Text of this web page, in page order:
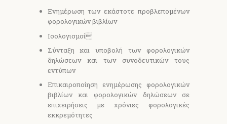
Ενημέρωση των εκάστοτε προβλεπομένων
φορολογικών βιβλίων
Ισολογισμοί
Σύνταξη και υποβολή των φορολογικών
δηλώσεων και των συνοδευτικών τους
εντύπων
Επικαιροποίηση ενημέρωσης φορολογικών
βιβλίων και φορολογικών δηλώσεων σε
επιχειρήσεις με χρόνιες φορολογικές
εκκρεμότητες